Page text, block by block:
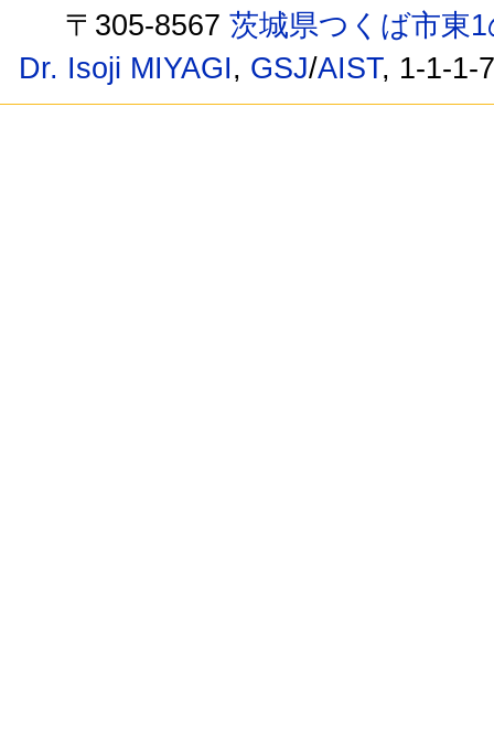
〒305-8567茨城県つくば市東
Dr. Isoji MIYAGI, GSJ/AIST, 1-1-1-